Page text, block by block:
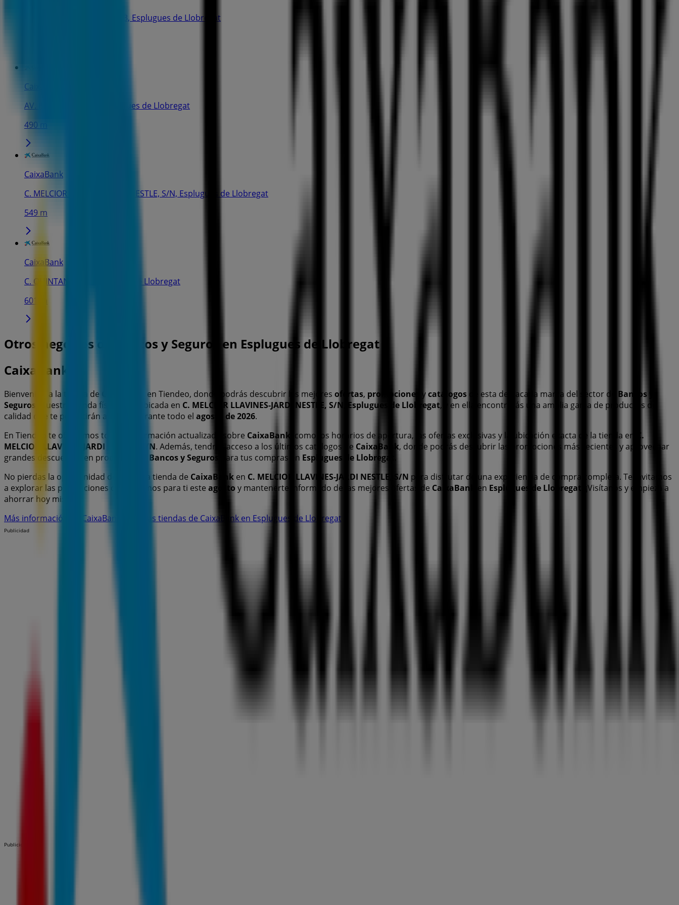
C. JOSEP ANSELM CLAVE, 13, Esplugues de Llobregat
CaixaBank
AV. ISIDRE MARTI, 8, Esplugues de Llobregat
490 m
CaixaBank
C. MELCIOR LLAVINES-JARDI NESTLE, S/N, Esplugues de Llobregat
549 m
CaixaBank
C. QUINTANA, 35, Esplugues de Llobregat
601 m
Otros negocios de Bancos y Seguros en Esplugues de Llobregat
CaixaBank
Bienvenido a la tienda de en Tiendeo, donde podrás descubrir las mejores ofertas, promociones ycatálogos de esta destacada marca del sector de Bancos y
Seguros
. Nuestra tienda física está ubicada en C. MELCIOR LLAVINES-JARDI NESTLE, S/N Esplugues de Llobregat, y en ella encontrarás una amplia gama de productos de
calidad que te permitirán ahorrar durante todo el agosto de 2026.
En Tiendeo te ofrecemos toda la información actualizada sobre CaixaBank , como los horarios de apertura, las ofertas exclusivas y la ubicación exacta de la tienda en
C.
MELCIOR LLAVINES-JARDI NESTLE, S/N. Además, tendrás acceso a los últimos catálogos de CaixaBank, donde podrás descubrir las promociones más recientes y aprovechar
grandes descuentos en productos de Bancos y Seguros para tus compras en Esplugues de Llobregat
No pierdas la oportunidad de visitar la tienda de CaixaBank en C. MELCIOR LLAVINES-JARDI NESTLE, S/N para disfrutar de una experiencia de compra completa. Te invitamos
a explorar las promociones que tenemos para ti este agosto y mantenerte informado de las mejores ofertas de CaixaBank en Esplugues de Llobregat
. ¡Visítanos y empieza a
ahorrar hoy mismo!
Más información de CaixaBank
Ver otras tiendas de CaixaBank en Esplugues de Llobregat
Publicidad
Publicidad